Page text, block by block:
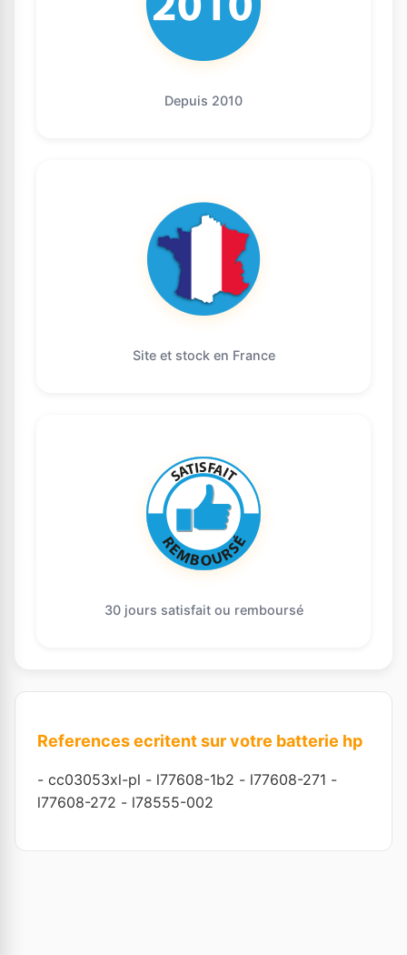
Depuis 2010
Site et stock en France
30 jours satisfait ou remboursé
References ecritent sur votre batterie hp
- cc03053xl-pl - l77608-1b2 - l77608-271 -
l77608-272 - l78555-002